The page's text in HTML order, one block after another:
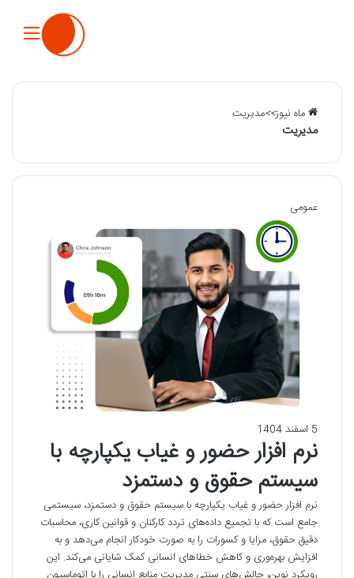
ماه نیوز>>مدیریت
مدیریت
عمومی
5 اسفند 1404
نرم افزار حضور و غیاب یکپارچه با
سیستم حقوق و دستمزد
نرم افزار حضور و غیاب یکپارچه با سیستم حقوق و دستمزد، سیستمی
جامع است که با تجمیع داده‌های تردد کارکنان و قوانین کاری، محاسبات
دقیق حقوق، مزایا و کسورات را به صورت خودکار انجام می‌دهد و به
افزایش بهره‌وری و کاهش خطاهای انسانی کمک شایانی می‌کند. این
رویکرد نوین، چالش‌های سنتی مدیریت منابع انسانی را با اتوماسیون